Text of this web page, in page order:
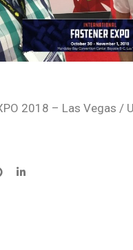
2018 – Las Vegas /